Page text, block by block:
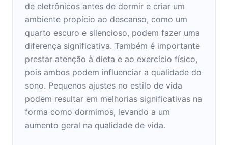
de eletrônicos antes de dormir e criar um
ambiente propício ao descanso, como um
quarto escuro e silencioso, podem fazer uma
diferença significativa. Também é importante
prestar atenção à dieta e ao exercício físico,
pois ambos podem influenciar a qualidade do
sono. Pequenos ajustes no estilo de vida
podem resultar em melhorias significativas na
forma como dormimos, levando a um
aumento geral na qualidade de vida.